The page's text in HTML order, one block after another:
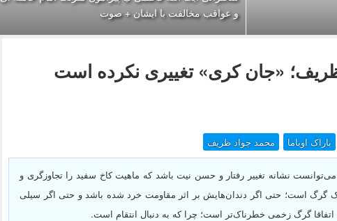
و عواقب مخالفت با ایشان + صوت
«جان کری» تغییری نکرده است
باراک اوباما محمد جواد ظریف
نشانه تغییر رفتار و حسن نیت باشد که ماهیت کاخ سفید را تجاوزگری و
گرگ است؛ حتی اگر دندان‌هایش بر اثر مقاومت خرد شده باشد و حتی اگر سیلی
گرگ زخمی خطرناک‌تر است؛ چرا که به دنبال انتقام است.